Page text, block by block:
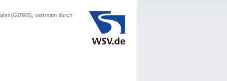
(GDWS), vertreten durch